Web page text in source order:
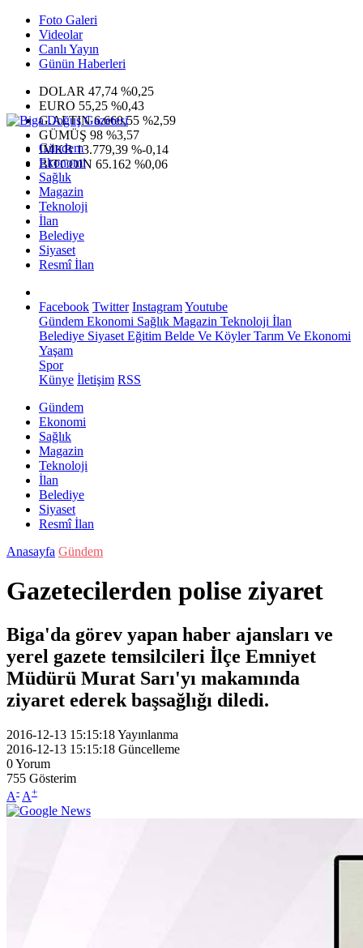
Foto Galeri
Videolar
Canlı Yayın
Günün Haberleri
DOLAR 47,74 %0,25
EURO 55,25 %0,43
G.ALTIN6.660,55 %2,59
GÜMÜŞ 98 %3,57
IMKB13.779,39 %-0,14
BITCOIN 65.162 %0,06
Gündem
Ekonomi
Sağlık
Magazin
Teknoloji
İlan
Belediye
Siyaset
Resmî İlan
Facebook Twitter InstagramYoutube
Gündem Ekonomi Sağlık Magazin Teknoloji İlan
Belediye Siyaset Eğitim Belde Ve KöylerTarım Ve Ekonomi
Yaşam
Spor
Künye İletişim RSS
Gündem
Ekonomi
Sağlık
Magazin
Teknoloji
İlan
Belediye
Siyaset
Resmî İlan
Anasayfa Gündem
Gazetecilerden polise ziyaret
Biga'da görev yapan haber ajansları ve
yerel gazete temsilcileri İlçe Emniyet
Müdürü Murat Sarı'yı makamında
ziyaret ederek başsağlığı diledi.
2016-12-13 15:15:18Yayınlanma
2016-12-13 15:15:18 Güncelleme
0Yorum
755 Gösterim
A- A+